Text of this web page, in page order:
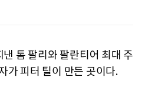
톰 팔리와 팔란티어 최대 주
가 피터 틸이 만든 곳이다.